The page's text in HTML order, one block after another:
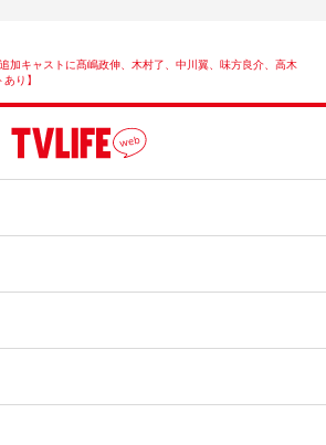
加キャストに髙嶋政伸、木村了、中川翼、味方良介、高木
り】